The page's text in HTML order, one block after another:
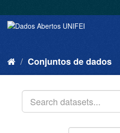
Conjuntos de dados